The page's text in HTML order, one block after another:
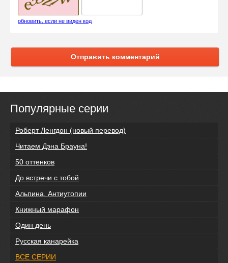
обновить, если не виден код
Отправить комментарий
Популярные серии
Роберт Ленгдон (новый перевод)
Читаем Дэна Брауна!
50 оттенков
До встречи с тобой
Альпина. Антиутопии
Книжный марафон
Один день
Русская канарейка
ВСЕ СЕРИИ